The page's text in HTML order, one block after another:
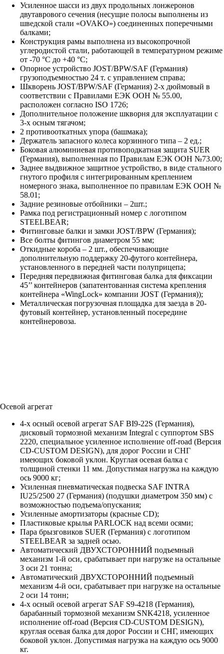
Усиленное шасси из двух продольных лонжеронов
двутаврового сечения (несущие полосы выполнены из
шведской стали «OVAKO») соединенных поперечными
балками;
Конструкция рамы выполнена из высокопрочной
углеродистой стали, работающей в температурном режиме
от -70 °С до +40 °С;
Опорное устройство JOST/BPW/SAF (Германия)
грузоподъемностью 24 т. с управлением справа;
Шкворень JOST/BPW/SAF (Германия) 2-х дюймовый в
соответствии с Правилами ЕЭК ООН № 55.00,
расположен согласно ISO 1726;
Дополнительное положение шкворня для эксплуатации с
3-х осным тягачом;
2 противооткатных упора (башмака);
Держатель запасного колеса корзинного типа – 2 ед.;
Боковая алюминиевая противоподкатная защита SUER
(Германия), выполненная по Правилам ЕЭК ООН №73.00;
Заднее выдвижное защитное устройство, в виде стального
гнутого профиля с интегрированным креплением
номерного знака, выполненное по правилам ЕЭК ООН №
58.01;
Задние резиновые отбойники – 2шт.;
Рамка под регистрационный номер с логотипом
STEELBEAR;
Фитинговые балки и замки JOST/BPW (Германия);
Все болты фитингов диаметром 55 мм;
Откидные короба – 2 шт., обеспечивающие
дополнительную поддержку 20-футого контейнера,
установленного в передней части полуприцепа;
Передняя передвижная фитинговая балка для фиксации
45’’ контейнеров (запатентованная система крепления
контейнера «WingLock» компании JOST (Германия));
Металлическая погрузочная площадка для заезда в 20-
футовый контейнер, установленный посередине
контейнеровоза.
Осевой агрегат
4-х осный осевой агрегат SAF BI9-22S (Германия),
дисковый тормозной механизм Integral с суппортом SBS
2220, специальное усиленное исполнение off-road (Версия
CD-CUSTOM DESIGN), для дорог России и СНГ
имеющих боковой уклон. Круглая осевая балка с
толщиной стенки 11 мм. Допустимая нагрузка на каждую
ось 9000 кг;
Усиленная пневматическая подвеска SAF INTRA
IU25/2500 27 (Германия) (подушки диаметром 350 мм) с
возможностью подъема/опускания;
Усиленные амортизаторы (красные СD);
Пластиковые крылья PARLOCK над всеми осями;
Пара брызговиков SUER (Германия) с логотипом
STEELBEAR за задней осью.
Автоматический ДВУХСТОРОННИЙ подъемный
механизм 1-й оси, срабатывает при нагрузке на остальные
3 оси 21 тонна;
Автоматический ДВУХСТОРОННИЙ подъемный
механизм 4-й оси, срабатывает при нагрузке на остальные
2 оси 14 тонн;
4-х осный осевой агрегат SAF S9-4218 (Германия),
барабанный тормозной механизм SNK4218, усиленное
исполнение off-road (Версия CD-CUSTOM DESIGN),
круглая осевая балка для дорог России и СНГ, имеющих
боковой уклон. Допустимая нагрузка на каждую ось 9000
кг.